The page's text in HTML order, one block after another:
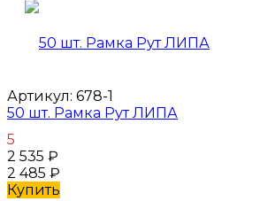
Артикул: 678-1
50 шт. Рамка Рут ЛИПА
5
2 535 ₽
2 485 ₽
Купить